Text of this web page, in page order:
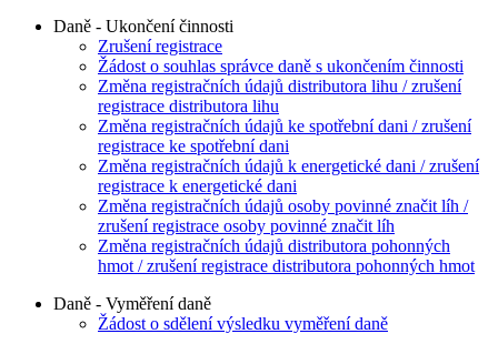
Daně - Ukončení činnosti
Zrušení registrace
Žádost o souhlas správce daně s ukončením činnosti
Změna registračních údajů distributora lihu / zrušení
registrace distributora lihu
Změna registračních údajů ke spotřební dani / zrušení
registrace ke spotřební dani
Změna registračních údajů k energetické dani / zrušení
registrace k energetické dani
Změna registračních údajů osoby povinné značit líh /
zrušení registrace osoby povinné značit líh
Změna registračních údajů distributora pohonných
hmot / zrušení registrace distributora pohonných hmot
Daně - Vyměření daně
Žádost o sdělení výsledku vyměření daně